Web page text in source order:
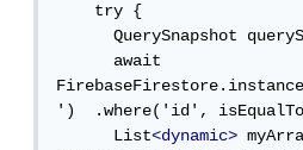
    try {
      QuerySnapshot querySnapshot =
      await
')  .where('id',
      List
<dynamic>